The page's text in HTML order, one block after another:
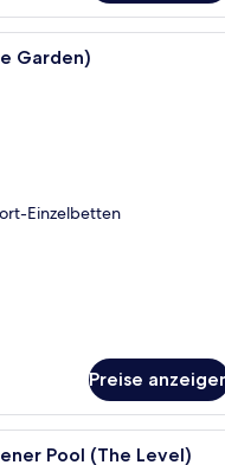
Premium-Zimmer (Private
Garden)
Einzelbetten
Preise
Ein modernes Hotelzimmer
Pool (The Level)